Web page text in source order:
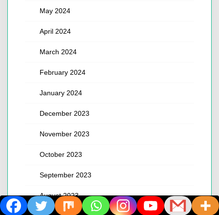
May 2024
April 2024
March 2024
February 2024
January 2024
December 2023
November 2023
October 2023
September 2023
August 2023